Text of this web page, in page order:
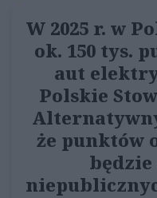
W 2025 r. w
ok. 150 tys.
aut
Polskie
że punktów
będzie